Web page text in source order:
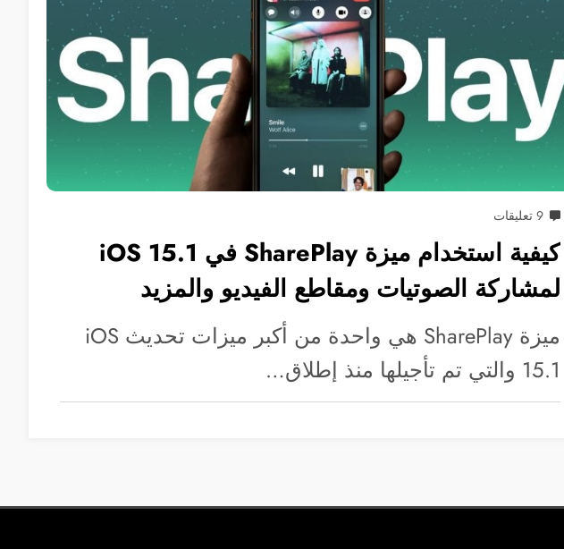
9 تعليقات
كيفية استخدام ميزة SharePlay في iOS 15.1
لمشاركة الصوتيات ومقاطع الفيديو والمزيد
ميزة SharePlay هي واحدة من أكبر ميزات تحديث iOS
15.1 والتي تم تأجيلها منذ إطلاق…